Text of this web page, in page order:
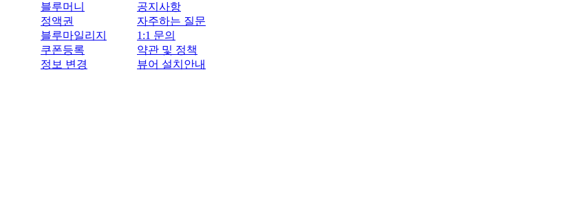
블루머니
정액권
블루마일리지
쿠폰등록
정보 변경
공지사항
자주하는 질문
1:1 문의
약관 및 정책
뷰어 설치안내